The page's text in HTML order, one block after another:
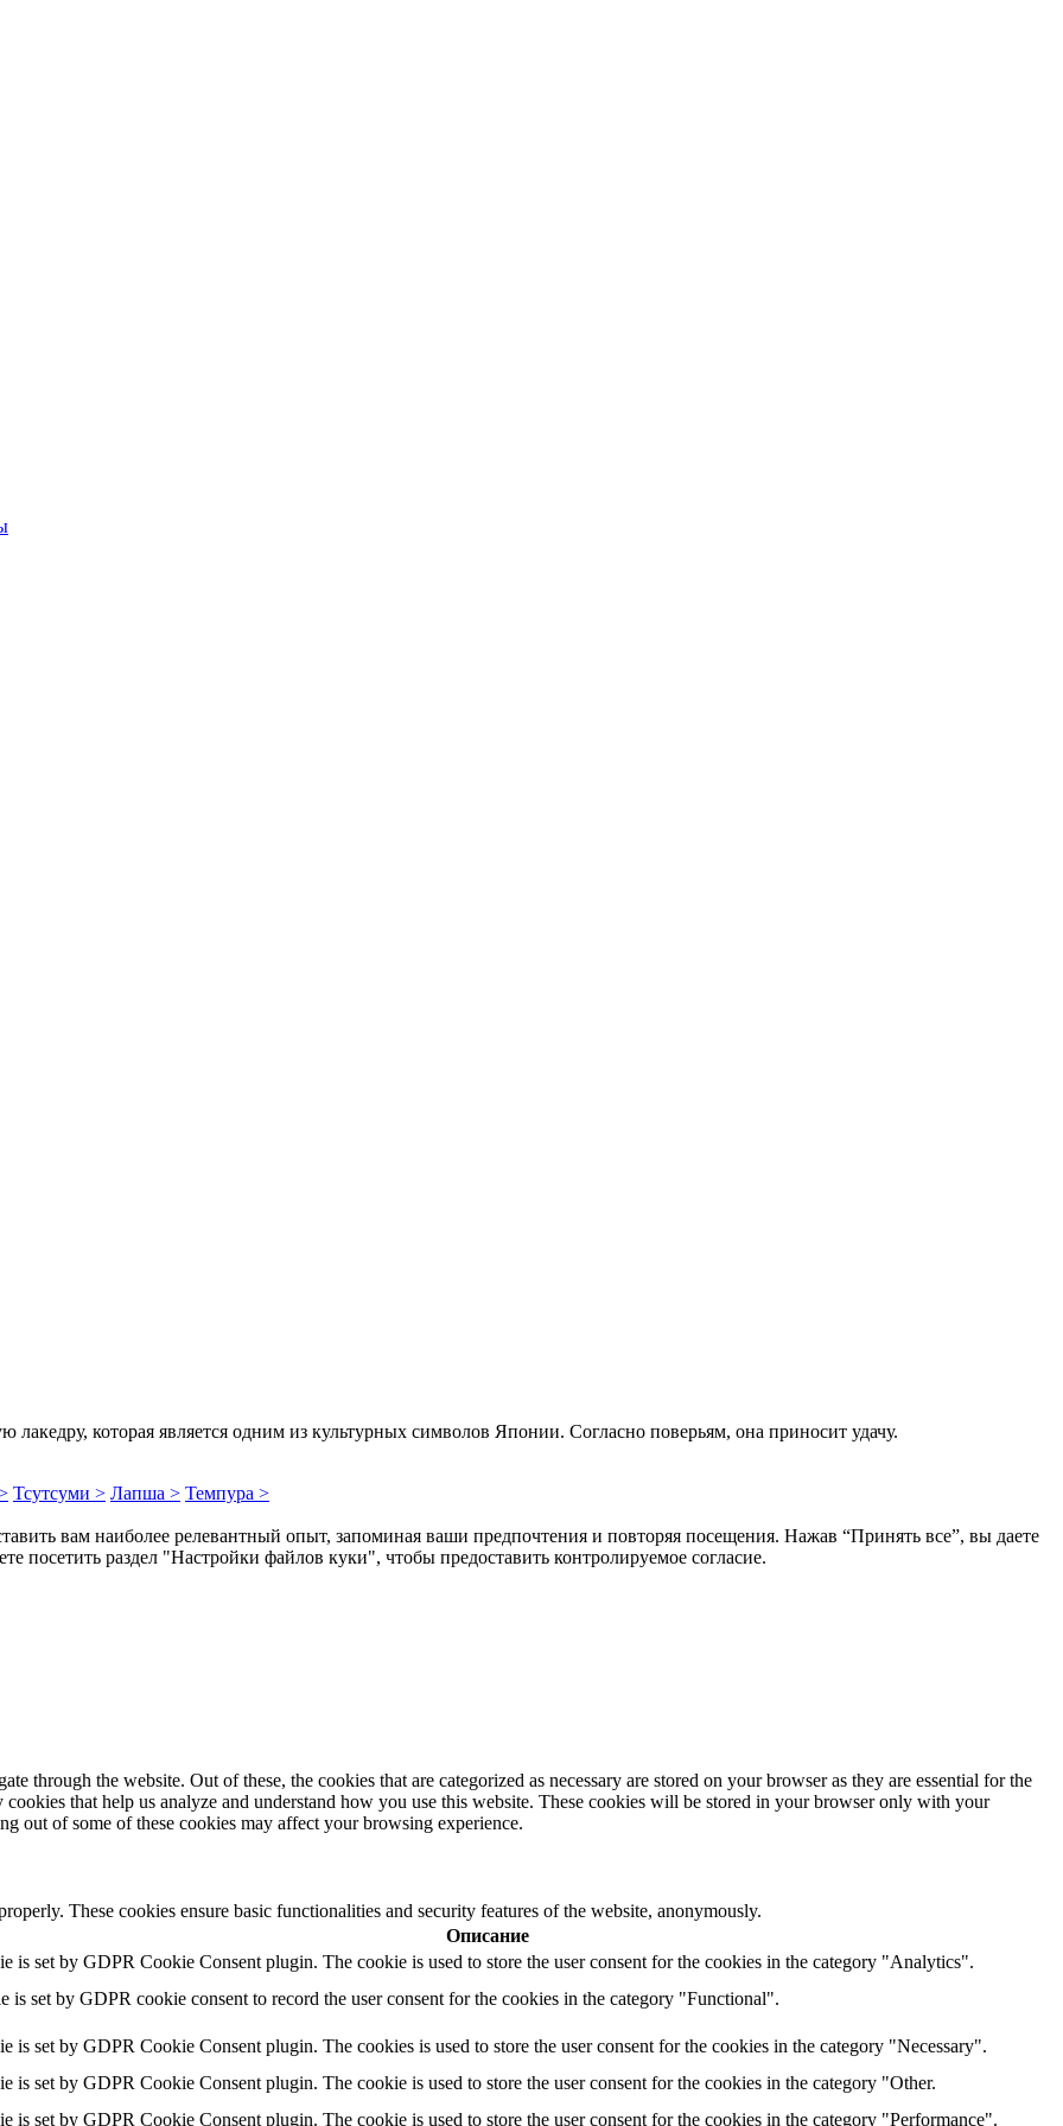
которая является одним из культурных символов Японии. Согласно поверьям, она приносит удачу.
Тсутсуми > Лапша > Темпура >
вам наиболее релевантный опыт, запоминая ваши предпочтения и повторяя посещения. Нажав “Принять все”, вы даете
раздел "Настройки файлов куки", чтобы предоставить контролируемое согласие.
through the website. Out of these, the cookies that are categorized as necessary are stored on your browser as they are essential for the
that help us analyze and understand how you use this website. These cookies will be stored in your browser only with your
out of some of these cookies may affect your browsing experience.
These cookies ensure basic functionalities and security features of the website, anonymously.
Описание
is set by GDPR Cookie Consent plugin. The cookie is used to store the user consent for the cookies in the category "Analytics".
is set by GDPR cookie consent to record the user consent for the cookies in the category "Functional".
is set by GDPR Cookie Consent plugin. The cookies is used to store the user consent for the cookies in the category "Necessary".
is set by GDPR Cookie Consent plugin. The cookie is used to store the user consent for the cookies in the category "Other.
is set by GDPR Cookie Consent plugin. The cookie is used to store the user consent for the cookies in the category "Performance".